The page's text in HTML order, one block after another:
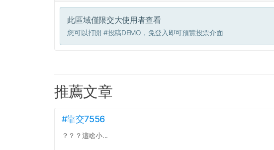
此區域僅限交大使用者查看
您可以打開 #投稿DEMO ，免登入即可預覽投票介面
推薦文章
#靠交7556
？？？這啥小...